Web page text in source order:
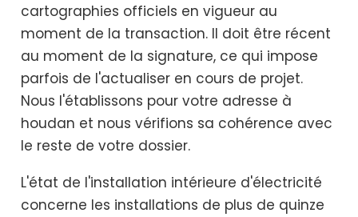
cartographies officiels en vigueur au
moment de la transaction. Il doit être récent
au moment de la signature, ce qui impose
parfois de l'actualiser en cours de projet.
Nous l'établissons pour votre adresse à
houdan et nous vérifions sa cohérence avec
le reste de votre dossier.
L'état de l'installation intérieure d'électricité
concerne les installations de plus de quinze